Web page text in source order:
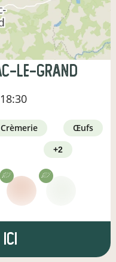
le-Grand
crèmerie
œufs
+2